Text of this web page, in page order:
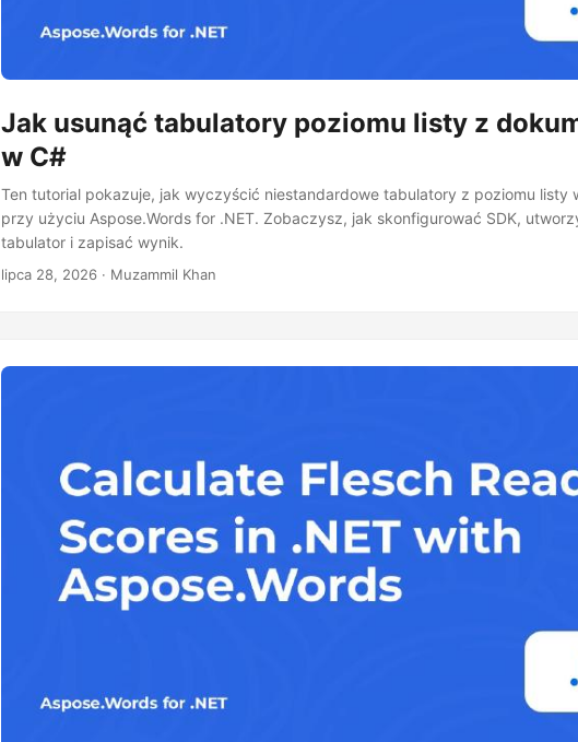
Jak usunąć tabulatory poziomu listy z
w C#
Ten tutorial pokazuje, jak wyczyścić niestandardowe tabulatory z poziomu listy
przy użyciu Aspose.Words for .NET. Zobaczysz, jak skonfigurować SDK,
tabulator i zapisać wynik.
lipca 28, 2026 · Muzammil Khan